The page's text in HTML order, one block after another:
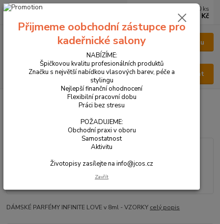
Menu
Hledat
0 ks
0 Kč
VŠECHNY PRODUKTY PARFÉM DÁMSKÝ 8ml
PARFÉM DÁMSKÝ 8ml
DÁMSKÉ PARFÉMY INFINITE LOVE v 8ml - VZORKY celý popis
Přijmeme oobchodní zástupce pro
kadeřnické salony
NABÍZÍME:
Špičkovou kvalitu profesionálních produktů
Značku s největší nabídkou vlasových barev, péče a
stylingu
Nejlepší finanční ohodnocení
Flexibilní pracovní dobu
Práci bez stresu
POŽADUJEME:
Obchodní praxi v oboru
Samostatnost
Aktivitu
Životopisy zasílejte na info@jcos.cz
Zavřít